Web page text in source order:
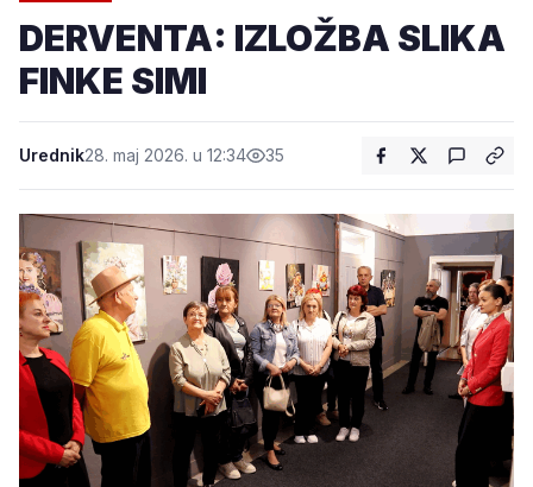
DERVENTA: IZLOŽBA SLIKA
FINKE SIMI
Urednik28. maj 2026. u 12:34 35